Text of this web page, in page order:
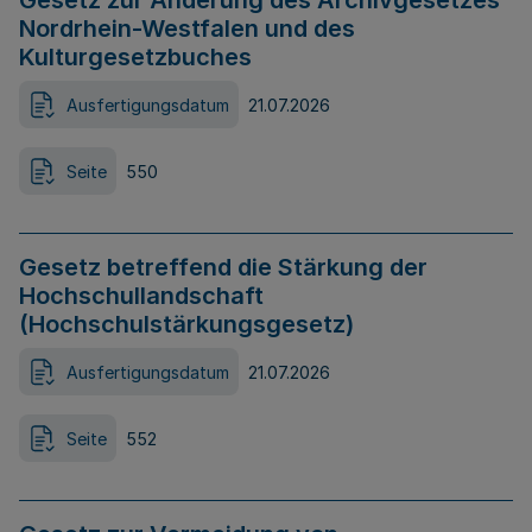
Nordrhein-Westfalen und des
Kulturgesetzbuches
Ausfertigungsdatum 21.07.2026
Seite 550
Gesetz betreffend die Stärkung der
Hochschullandschaft
(Hochschulstärkungsgesetz)
Ausfertigungsdatum 21.07.2026
Seite 552